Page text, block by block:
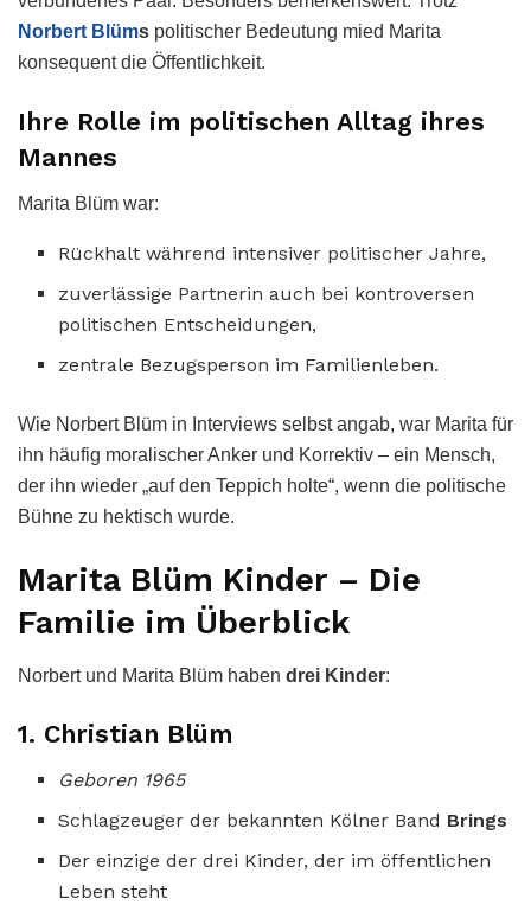
Norbert Blüms politischer Bedeutung mied Marita
konsequent die Öffentlichkeit.
Ihre Rolle im politischen Alltag ihres
Mannes
Marita Blüm war:
Rückhalt während intensiver politischer Jahre,
zuverlässige Partnerin auch bei kontroversen
politischen Entscheidungen,
zentrale Bezugsperson im Familienleben.
Wie Norbert Blüm in Interviews selbst angab, war Marita für
ihn häufig moralischer Anker und Korrektiv – ein Mensch,
der ihn wieder „auf den Teppich holte“, wenn die politische
Bühne zu hektisch wurde.
Marita Blüm Kinder – Die
Familie im Überblick
Norbert und Marita Blüm haben drei Kinder:
1. Christian Blüm
Geboren 1965
Schlagzeuger der bekannten Kölner Band Brings
Der einzige der drei Kinder, der im öffentlichen
Leben steht